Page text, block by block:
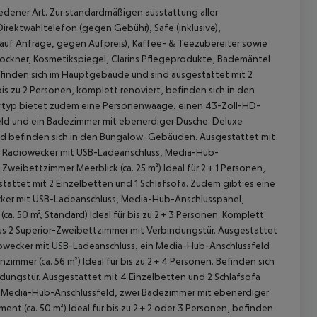
Art. Zur standardmäßigen ausstattung aller
(gegen Gebühr), Safe (inklusive),
Anfrage, gegen Aufpreis), Kaffee- & Teezubereiter sowie
Kosmetikspiegel, Clarins Pflegeprodukte, Bademäntel
sich im Hauptgebäude und sind ausgestattet mit 2
zu 2 Personen, komplett renoviert, befinden sich in den
bietet zudem eine Personenwaage, einen 43-Zoll-HD-
und ein Badezimmer mit ebenerdiger Dusche. Deluxe
befinden sich in den Bungalow-Gebäuden. Ausgestattet mit
mit USB-Ladeanschluss, Media-Hub-
Meerblick (ca. 25 m²) Ideal für 2 + 1 Personen,
mit 2 Einzelbetten und 1 Schlafsofa. Zudem gibt es eine
mit USB-Ladeanschluss, Media-Hub-Anschlusspanel,
50 m², Standard) Ideal für bis zu 2 + 3 Personen. Komplett
2 Superior-Zweibettzimmer mit Verbindungstür. Ausgestattet
mit USB-Ladeanschluss, ein Media-Hub-Anschlussfeld
(ca. 56 m²) Ideal für bis zu 2 + 4 Personen. Befinden sich
Ausgestattet mit 4 Einzelbetten und 2 Schlafsofa
Hub-Anschlussfeld, zwei Badezimmer mit ebenerdiger
(ca. 50 m²) Ideal für bis zu 2 + 2 oder 3 Personen, befinden